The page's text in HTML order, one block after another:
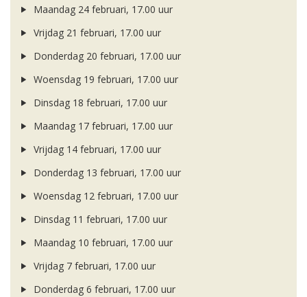
Maandag 24 februari, 17.00 uur
Vrijdag 21 februari, 17.00 uur
Donderdag 20 februari, 17.00 uur
Woensdag 19 februari, 17.00 uur
Dinsdag 18 februari, 17.00 uur
Maandag 17 februari, 17.00 uur
Vrijdag 14 februari, 17.00 uur
Donderdag 13 februari, 17.00 uur
Woensdag 12 februari, 17.00 uur
Dinsdag 11 februari, 17.00 uur
Maandag 10 februari, 17.00 uur
Vrijdag 7 februari, 17.00 uur
Donderdag 6 februari, 17.00 uur